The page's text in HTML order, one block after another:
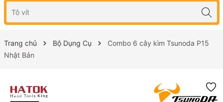
Trang chủ Bộ Dụng Cụ
Combo 6 cây kìm Tsunoda P15
Nhật Bản